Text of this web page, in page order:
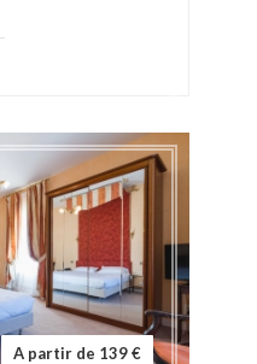
A partir de 139 €